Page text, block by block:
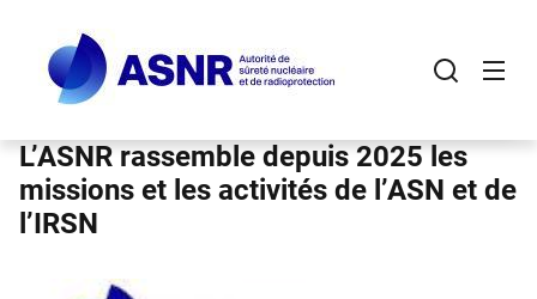
contenu
principal
L’ASNR rassemble depuis 2025 les
missions et les activités de l’ASN et de
l’IRSN